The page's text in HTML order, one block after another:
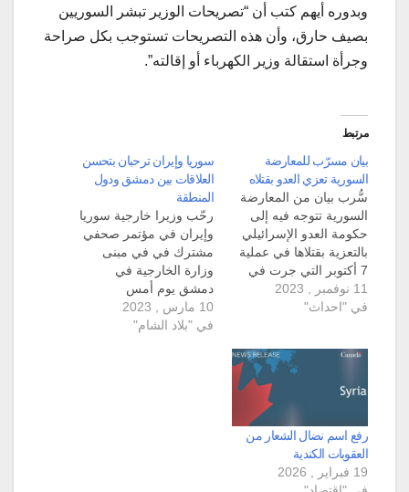
وبدوره أيهم كتب أن “تصريحات الوزير تبشر السوريين
بصيف حارق، وأن هذه التصريحات تستوجب بكل صراحة
وجرأة استقالة وزير الكهرباء أو إقالته”.
مرتبط
بيان مسرّب للمعارضة
السورية تعزي العدو بقتلاه
سُّرب بيان من المعارضة
السورية تتوجه فيه إلى
حكومة العدو الإسرائيلي
بالتعزية بقتلاها في عملية
7 أكتوبر التي جرت في
غلاف غزة، ومطالبة
بضرب سوريا وإيران. نشر
مسرّب موجه إلى إيريت
ليليان سفيرة إسرائيل في
الجمهورية التركية،
للحكومة الاسرائيلية
بقتلاها، بالإضافة…
11 نوفمبر , 2023
في "احداث"
سوريا وإيران ترحبان بتحسن
العلاقات بين دمشق ودول
المنطقة
رحّب وزيرا خارجية سوريا
وإيران في مؤتمر صحفي
مشترك في في مبنى
وزارة الخارجية في
دمشق يوم أمس
الخميس، بتحسن العلاقات
الدبلوماسية بين دمشق
10 مارس , 2023
في "بلاد الشام"
رفع اسم نضال الشعار من
العقوبات الكندية
19 فبراير , 2026